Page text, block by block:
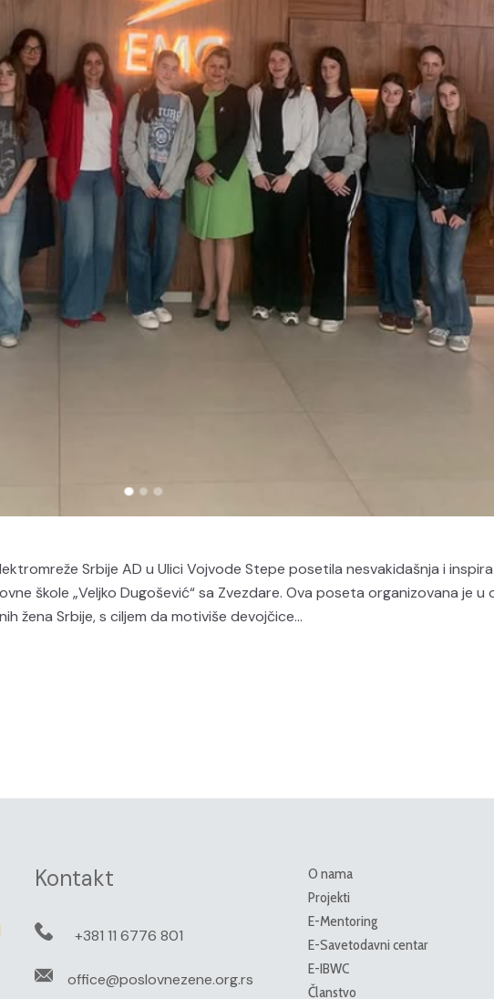
Srbije AD u Ulici Vojvode Stepe posetila nesvakidašnja i
škole „Veljko Dugošević“ sa Zvezdare. Ova poseta organizovana je u
žena Srbije, s ciljem da motiviše devojčice...
Kontakt
+381 11 6776 801
office@poslovnezene.org.rs
O nama
Projekti
E-Mentoring
E-Savetodavni centar
E-IBWC
Članstvo